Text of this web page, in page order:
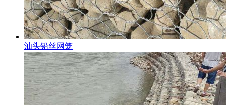
汕头铅丝网笼